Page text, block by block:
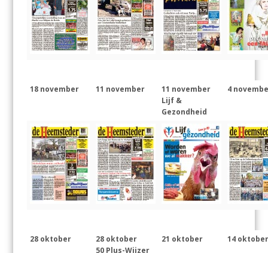
18 november 11 november
11 november
Lijf &
Gezondheid
4
28 oktober
28 oktober
50 Plus-Wijzer
21 oktober 14 oktober